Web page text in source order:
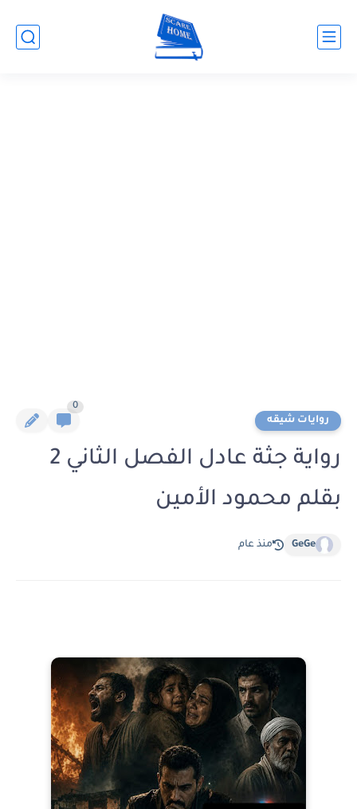
روايات شيقه
0
رواية جثة عادل الفصل الثاني 2
بقلم محمود الأمين
GeGe منذ عام